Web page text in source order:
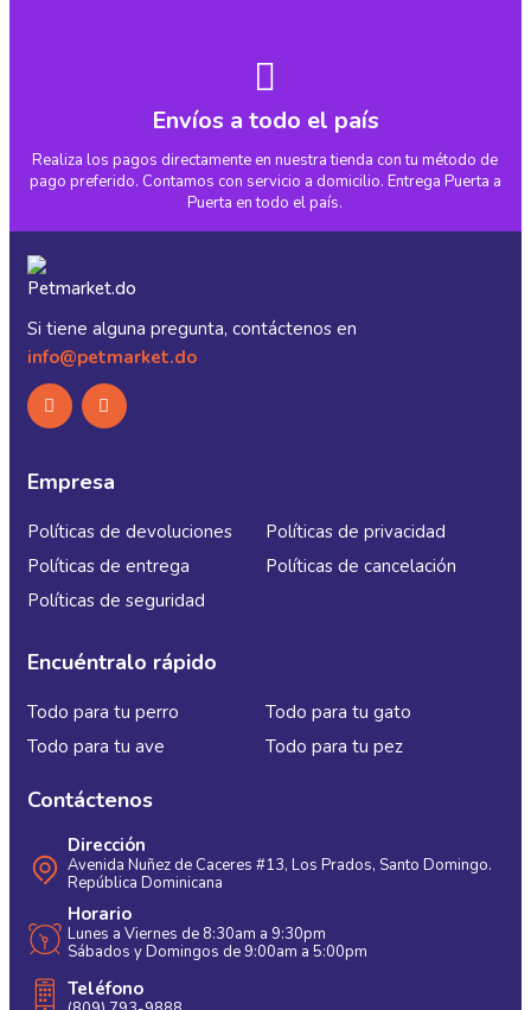
Envíos a todo el país
Realiza los pagos directamente en nuestra tienda con tu método de
pago preferido. Contamos con servicio a domicilio. Entrega Puerta a
Puerta en todo el país.
Si tiene alguna pregunta, contáctenos en
info@petmarket.do
Empresa
Políticas de devoluciones
Políticas de privacidad
Políticas de entrega
Políticas de cancelación
Políticas de seguridad
Encuéntralo rápido
Todo para tu perro
Todo para tu gato
Todo para tu ave
Todo para tu pez
Contáctenos
Dirección
Avenida Nuñez de Caceres #13, Los Prados, Santo Domingo.
República Dominicana
Horario
Lunes a Viernes de 8:30am a 9:30pm
Sábados y Domingos de 9:00am a 5:00pm
Teléfono